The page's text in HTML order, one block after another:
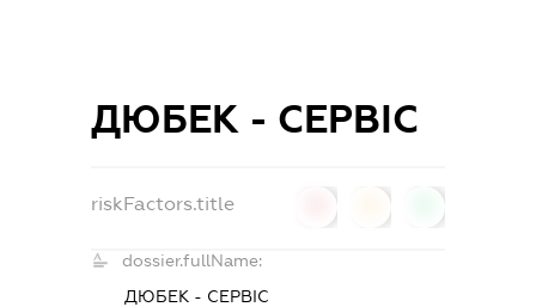
ДЮБЕК - СЕРВІС
riskFactors.title
dossier.fullName:
ДЮБЕК - СЕРВІС